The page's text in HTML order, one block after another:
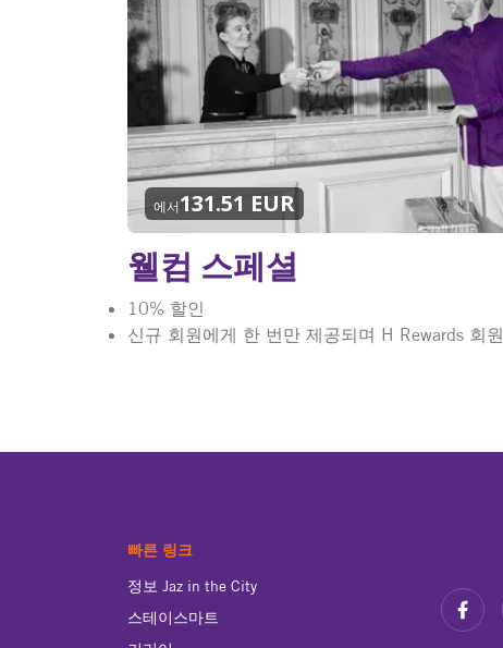
에서131.51 EUR
웰컴 스페셜
10% 할인
신규 회원에게 한 번만 제공되며 H Rewards 회원
빠른 링크
정보 Jaz in the City
스테이스마트